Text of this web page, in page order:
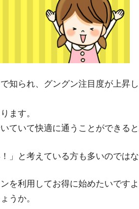
知られ、グングン注目度が上昇
ます。
ていて快適に通うことができると
」と考えている方も多いのではな
を利用してお得に始めたいですよ
うか。